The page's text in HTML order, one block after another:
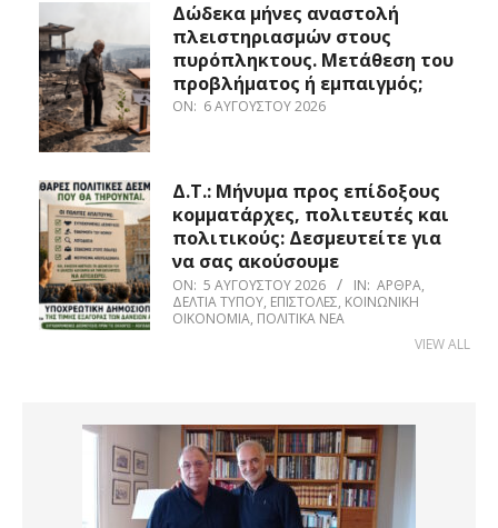
Δώδεκα μήνες αναστολή
πλειστηριασμών στους
πυρόπληκτους. Μετάθεση του
προβλήματος ή εμπαιγμός;
ON: 6 ΑΥΓΟΎΣΤΟΥ 2026
Δ.Τ.: Μήνυμα προς επίδοξους
κομματάρχες, πολιτευτές και
πολιτικούς: Δεσμευτείτε για
να σας ακούσουμε
ON: 5 ΑΥΓΟΎΣΤΟΥ 2026 IN: ΆΡΘΡΑ,
ΔΕΛΤΊΑ ΤΎΠΟΥ, ΕΠΙΣΤΟΛΈΣ, ΚΟΙΝΩΝΙΚΉ
ΟΙΚΟΝΟΜΊΑ, ΠΟΛΙΤΙΚΆ ΝΈΑ
VIEW ALL